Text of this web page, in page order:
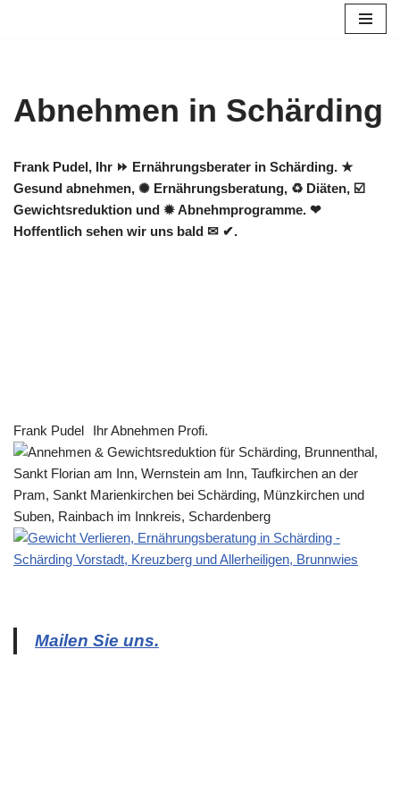
Abnehmen in Schärding
Frank Pudel, Ihr ⏩ Ernährungsberater in Schärding. ★
Gesund abnehmen, ✺ Ernährungsberatung, ♻ Diäten, ☑️
Gewichtsreduktion und ✹ Abnehmprogramme. ❤
Hoffentlich sehen wir uns bald ✉ ✔.
Frank Pudel Ihr Abnehmen Profi.
Mailen Sie uns.